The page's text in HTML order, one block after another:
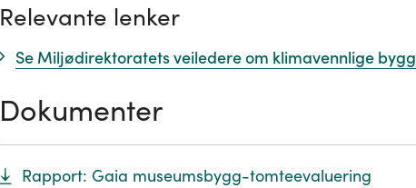
Relevante lenker
Se Miljødirektoratets veiledere om klimavennlige
Dokumenter
Rapport: Gaia museumsbygg-tomteevaluering